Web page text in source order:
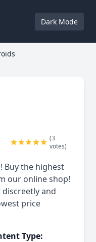
Dark Mode
(3
votes)
Buy the highest
our online shop!
and
price
Type: